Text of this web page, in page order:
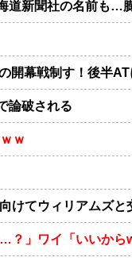
新聞社の名前も…
開幕戦制す！後半
論破される
ｗ
けてウィリアムズと
？」ワイ「いいからw